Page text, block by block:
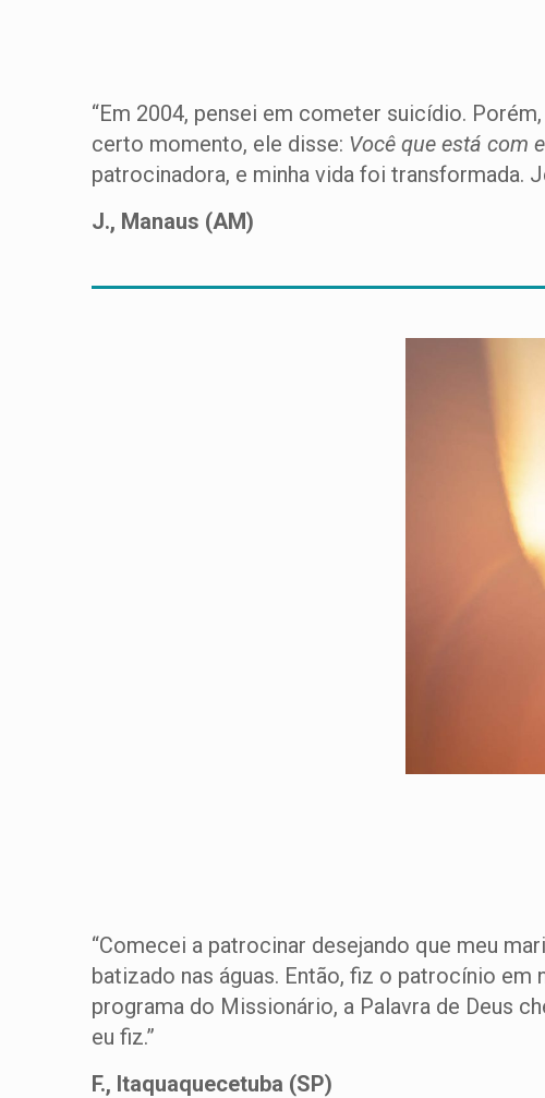
“Em 2004, pensei em cometer suicídio.
certo momento, ele disse: Você que está com
patrocinadora, e minha vida foi transformada.
J., Manaus (AM)
“Comecei a patrocinar desejando que meu
batizado nas águas. Então, fiz o patrocínio
programa do Missionário, a Palavra de Deus
eu fiz.”
F., Itaquaquecetuba (SP)